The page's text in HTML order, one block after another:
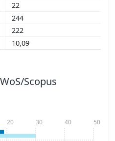
22
244
222
10,09
Scopus
20 30 40 50